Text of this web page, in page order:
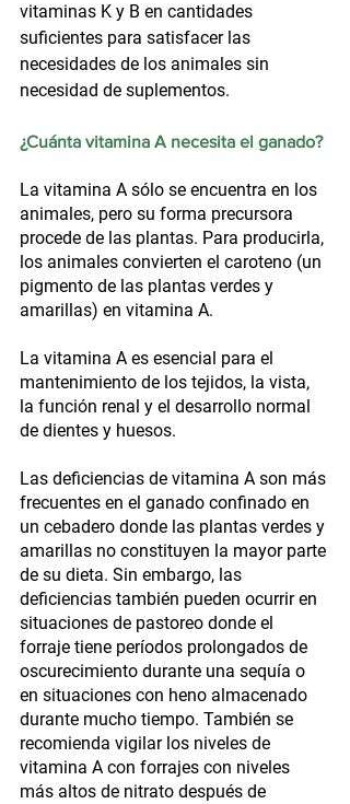
vitaminas K y B en cantidades
suficientes para satisfacer las
necesidades de los animales sin
necesidad de suplementos.
¿Cuánta vitamina A necesita el ganado?
La vitamina A sólo se encuentra en los
animales, pero su forma precursora
procede de las plantas. Para producirla,
los animales convierten el caroteno (un
pigmento de las plantas verdes y
amarillas) en vitamina A.
La vitamina A es esencial para el
mantenimiento de los tejidos, la vista,
la función renal y el desarrollo normal
de dientes y huesos.
Las deficiencias de vitamina A son más
frecuentes en el ganado confinado en
un cebadero donde las plantas verdes y
amarillas no constituyen la mayor parte
de su dieta. Sin embargo, las
deficiencias también pueden ocurrir en
situaciones de pastoreo donde el
forraje tiene períodos prolongados de
oscurecimiento durante una sequía o
en situaciones con heno almacenado
durante mucho tiempo. También se
recomienda vigilar los niveles de
vitamina A con forrajes con niveles
más altos de nitrato después de